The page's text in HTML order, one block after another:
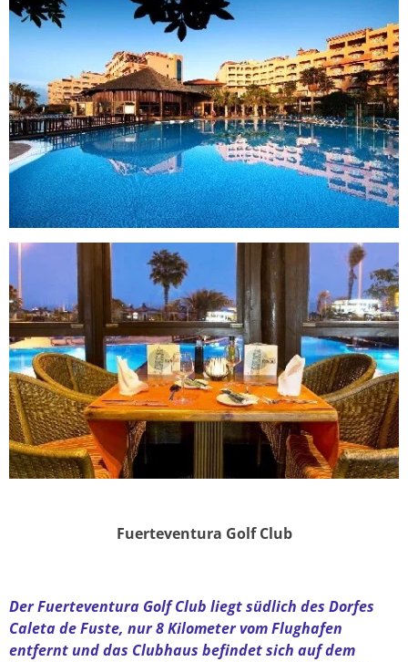
Fuerteventura Golf Club
Der Fuerteventura Golf Club liegt südlich des Dorfes
Caleta de Fuste, nur 8 Kilometer vom Flughafen
entfernt und das Clubhaus befindet sich auf dem